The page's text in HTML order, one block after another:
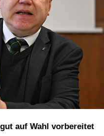
auf Wahl vorbereitet